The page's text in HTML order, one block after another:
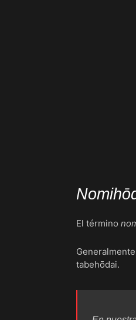
El término
tabehōdai.